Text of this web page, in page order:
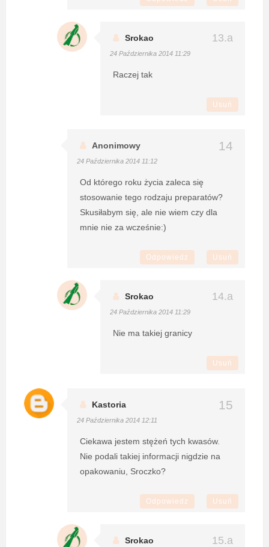
Srokao
24 Października 2014 11:29
Raczej tak
Usuń
Anonimowy
24 Października 2014 11:12
Od którego roku życia zaleca się
stosowanie tego rodzaju preparatów?
Skusiłabym się, ale nie wiem czy dla
mnie nie za wcześnie:)
Odpowiedz Usuń
Srokao
24 Października 2014 11:29
Nie ma takiej granicy
Usuń
Kastoria
24 Października 2014 12:11
Ciekawa jestem stężeń tych kwasów.
Nie podali takiej informacji nigdzie na
opakowaniu, Sroczko?
Odpowiedz Usuń
Srokao